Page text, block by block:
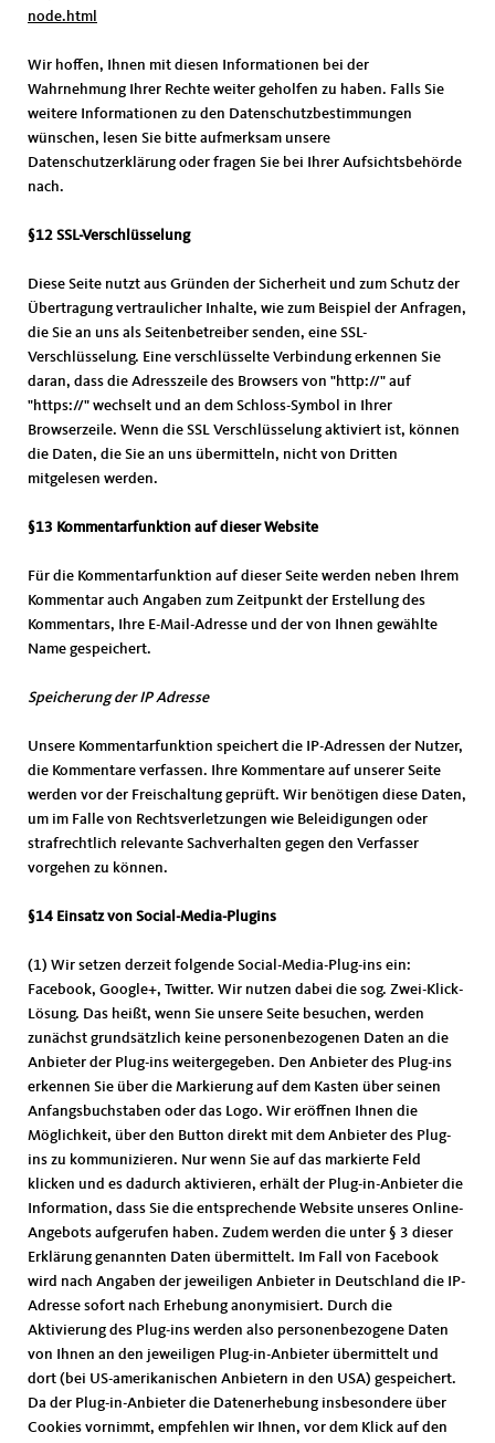
node.html
Wir hoffen, Ihnen mit diesen Informationen bei der
Wahrnehmung Ihrer Rechte weiter geholfen zu haben. Falls Sie
weitere Informationen zu den Datenschutzbestimmungen
wünschen, lesen Sie bitte aufmerksam unsere
Datenschutzerklärung oder fragen Sie bei Ihrer Aufsichtsbehörde
nach.
§12 SSL-Verschlüsselung
Diese Seite nutzt aus Gründen der Sicherheit und zum Schutz der
Übertragung vertraulicher Inhalte, wie zum Beispiel der Anfragen,
die Sie an uns als Seitenbetreiber senden, eine SSL-
Verschlüsselung. Eine verschlüsselte Verbindung erkennen Sie
daran, dass die Adresszeile des Browsers von "http://" auf
"https://" wechselt und an dem Schloss-Symbol in Ihrer
Browserzeile. Wenn die SSL Verschlüsselung aktiviert ist, können
die Daten, die Sie an uns übermitteln, nicht von Dritten
mitgelesen werden.
§13 Kommentarfunktion auf dieser Website
Für die Kommentarfunktion auf dieser Seite werden neben Ihrem
Kommentar auch Angaben zum Zeitpunkt der Erstellung des
Kommentars, Ihre E-Mail-Adresse und der von Ihnen gewählte
Name gespeichert.
Speicherung der IP Adresse
Unsere Kommentarfunktion speichert die IP-Adressen der Nutzer,
die Kommentare verfassen. Ihre Kommentare auf unserer Seite
werden vor der Freischaltung geprüft. Wir benötigen diese Daten,
um im Falle von Rechtsverletzungen wie Beleidigungen oder
strafrechtlich relevante Sachverhalten gegen den Verfasser
vorgehen zu können.
§14 Einsatz von Social-Media-Plugins
(1) Wir setzen derzeit folgende Social-Media-Plug-ins ein:
Facebook, Google+, Twitter. Wir nutzen dabei die sog. Zwei-Klick-
Lösung. Das heißt, wenn Sie unsere Seite besuchen, werden
zunächst grundsätzlich keine personenbezogenen Daten an die
Anbieter der Plug-ins weitergegeben. Den Anbieter des Plug-ins
erkennen Sie über die Markierung auf dem Kasten über seinen
Anfangsbuchstaben oder das Logo. Wir eröffnen Ihnen die
Möglichkeit, über den Button direkt mit dem Anbieter des Plug-
ins zu kommunizieren. Nur wenn Sie auf das markierte Feld
klicken und es dadurch aktivieren, erhält der Plug-in-Anbieter die
Information, dass Sie die entsprechende Website unseres Online-
Angebots aufgerufen haben. Zudem werden die unter § 3 dieser
Erklärung genannten Daten übermittelt. Im Fall von Facebook
wird nach Angaben der jeweiligen Anbieter in Deutschland die IP-
Adresse sofort nach Erhebung anonymisiert. Durch die
Aktivierung des Plug-ins werden also personenbezogene Daten
von Ihnen an den jeweiligen Plug-in-Anbieter übermittelt und
dort (bei US-amerikanischen Anbietern in den USA) gespeichert.
Da der Plug-in-Anbieter die Datenerhebung insbesondere über
Cookies vornimmt, empfehlen wir Ihnen, vor dem Klick auf den